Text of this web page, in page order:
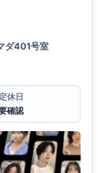
ダ401号室
定休日
確認